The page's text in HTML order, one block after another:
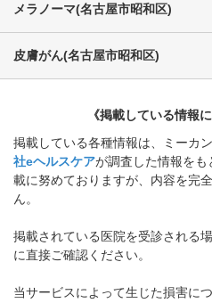
メラノーマ(名古屋市昭和区)
皮膚がん(名古屋市昭和区)
《掲載している情報
掲載している各種情報は、ミーカ
社eヘルスケアが調査した情報をも
載に努めておりますが、内容を完
ん。
掲載されている医院を受診される
に直接ご確認ください。
当サービスによって生じた損害に